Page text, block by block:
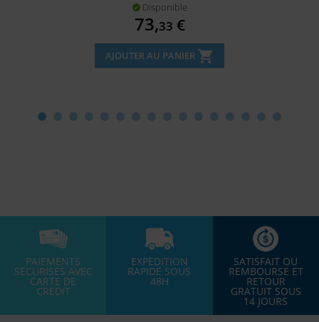
 Disponible
Prix
73,33 €
AJOUTER AU PANIER shopping_cart
PAIEMENTS
SECURISES AVEC
CARTE DE
CREDIT
EXPEDITION
RAPIDE SOUS
48H
SATISFAIT OU
REMBOURSE ET
RETOUR
GRATUIT SOUS
14 JOURS